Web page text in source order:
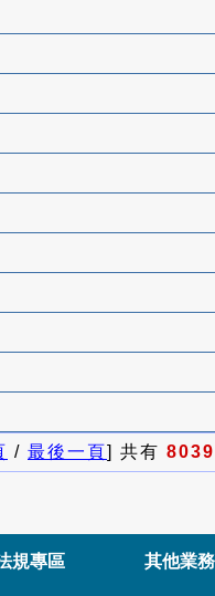
/ 最後一頁] 共有 8039
規專區 其他業務